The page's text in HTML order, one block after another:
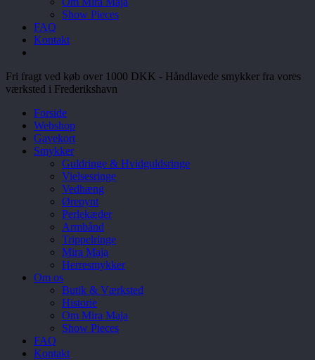
Show Pieces
FAQ
Kontakt
Fri fragt ved køb over 1000 DKK - Håndlavede smykker fra vores
værksted i Frederikshavn
Forside
Webshop
Gavekort
Smykker
Guldringe & Hvidguldsringe
Vielsesringe
Vedhæng
Ørepynt
Perlekæder
Armbånd
Trippelringe
Mira Maja
Herresmykker
Om os
Butik & Værksted
Historie
Om Mira Maja
Show Pieces
FAQ
Kontakt